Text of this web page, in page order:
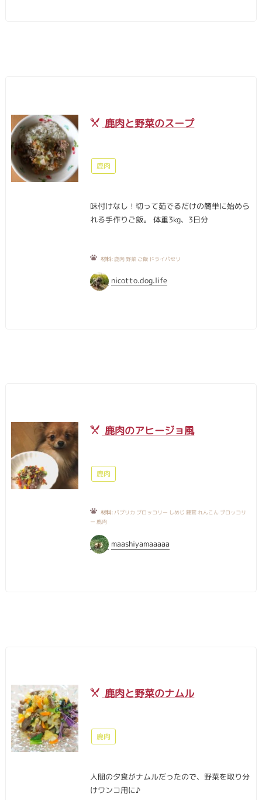
鹿肉と野菜のスープ
鹿肉
味付けなし！切って茹でるだけの簡単に始めら
れる手作りご飯。 体重3kg、3日分
材料:鹿肉 野菜 ご飯 ドライパセリ
nicotto.dog.life
鹿肉のアヒージョ風
鹿肉
材料: パプリカ ブロッコリー しめじ 舞茸 れんこん ブロッコリ
ー 鹿肉
maashiyamaaaaa
鹿肉と野菜のナムル
鹿肉
人間の夕食がナムルだったので、野菜を取り分
けワンコ用に♪